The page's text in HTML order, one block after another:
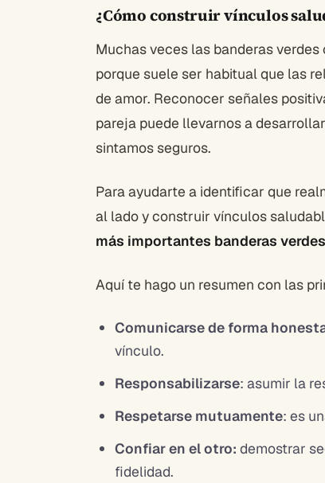
¿Cómo construir vínculos
Muchas veces las banderas
porque suele ser habitual que las
de amor. Reconocer señales
pareja puede llevarnos a
sintamos seguros.
Para ayudarte a identificar que
al lado y construir vínculos
más importantes banderas
Aquí te hago un resumen con las
Comunicarse de forma
vínculo.
Responsabilizarse: asumir la
Respetarse mutuamente: es
Confiar en el otro: demostrar
fidelidad.